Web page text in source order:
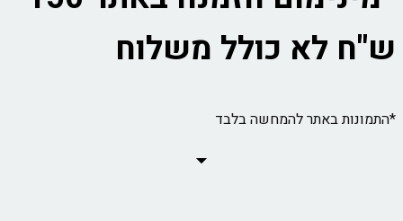
ש"ח לא כולל משלוח
*התמונות באתר להמחשה בלבד